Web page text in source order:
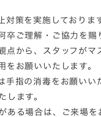
策を実施しておりま
ご理解・ご協力を賜
から、スタッフがマ
お願いいたします。
指の消毒をお願いい
ます。
場合は、ご来場を